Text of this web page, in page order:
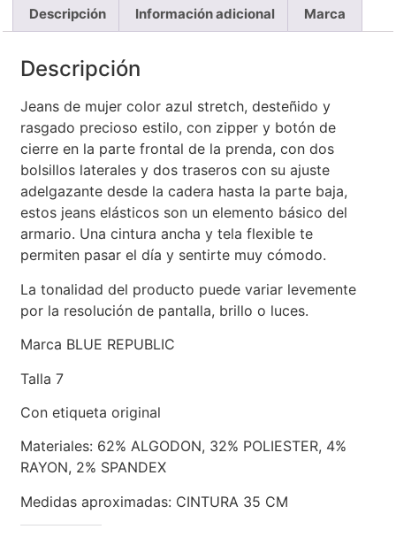
Descripción Información adicional Marca
Descripción
Jeans de mujer color azul stretch, desteñido y
rasgado precioso estilo, con zipper y botón de
cierre en la parte frontal de la prenda, con dos
bolsillos laterales y dos traseros con su ajuste
adelgazante desde la cadera hasta la parte baja,
estos jeans elásticos son un elemento básico del
armario. Una cintura ancha y tela flexible te
permiten pasar el día y sentirte muy cómodo.
La tonalidad del producto puede variar levemente
por la resolución de pantalla, brillo o luces.
Marca BLUE REPUBLIC
Talla 7
Con etiqueta original
Materiales: 62% ALGODON, 32% POLIESTER, 4%
RAYON, 2% SPANDEX
Medidas aproximadas: CINTURA 35 CM